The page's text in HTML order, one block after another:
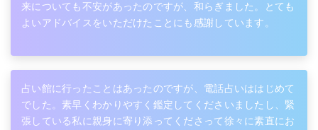
来についても不安があったのですが、和らぎました。とても
よいアドバイスをいただけたことにも感謝しています。
占い館に行ったことはあったのですが、電話占いははじめて
でした。素早くわかりやすく鑑定してくださいましたし、緊
張している私に親身に寄り添ってくださって徐々に素直にお